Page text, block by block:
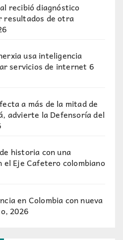
recibió diagnóstico
resultados de otra
usa inteligencia
servicios de internet 6
a más de la mitad de
advierte la Defensoría del
historia con una
el Eje Cafetero colombiano
en Colombia con nueva
2026